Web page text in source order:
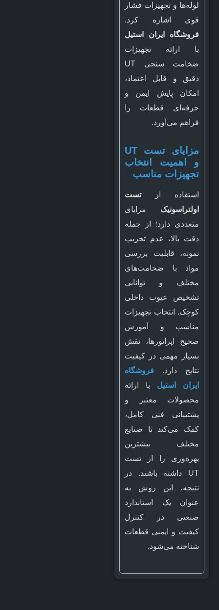
لوله‌ها و تجهیزات فشار
قوی اشاره کرد.
فروشگاه ایران استیل
با ارائه تجهیزات
ضخامت سنجی UT
دقیق و قابل اعتماد،
امکان پایش ایمن و
حرفه‌ای قطعات را
فراهم می‌آورد.
مزایای تست UT
و اهمیت انتخاب
تجهیزات مناسب
استفاده ازتست
اولتراسونیک مزایای
متعددی دارد؛ از جمله
دقت بالا، عدم تخریب
نمونه، قابلیت بررسی
مواد با ضخامت‌های
مختلف و توانایی
تشخیص عیوب داخلی
کوچک. انتخاب تجهیزات
مناسب و آموزش
صحیح اپراتورها، نقش
بسیار مهمی در کیفیت
نتایج دارد. فروشگاه
ایران استیل با ارائه
محصولات معتبر و
پشتیبانی فنی کامل،
کمک می‌کند تا صنایع
مختلف بیشترین
بهره‌وری را از تست
UT داشته باشند. در
نتیجه، این روش به
عنوان یک استاندارد
صنعتی در کنترل
کیفیت و ایمنی قطعات
شناخته می‌شود.